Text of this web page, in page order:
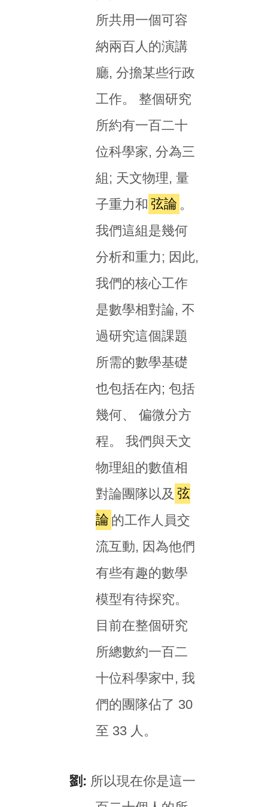
所共用一個可容
納兩百人的演講
廳, 分擔某些行政
工作。 整個研究
所約有一百二十
位科學家, 分為三
組; 天文物理, 量
子重力和 弦論 。
我們這組是幾何
分析和重力; 因此,
我們的核心工作
是數學相對論, 不
過研究這個課題
所需的數學基礎
也包括在內; 包括
幾何、 偏微分方
程。 我們與天文
物理組的數值相
對論團隊以及 弦
論 的工作人員交
流互動, 因為他們
有些有趣的數學
模型有待探究。
目前在整個研究
所總數約一百二
十位科學家中, 我
們的團隊佔了 30
至 33 人。
劉: 所以現在你是這一